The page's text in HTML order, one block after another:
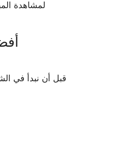
لمشاهدة
قبل أن نبدأ في